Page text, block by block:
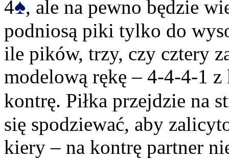
4♠, ale na pewno będzie
podniosą piki tylko do
ile pików, trzy, czy cztery
modelową rękę – 4-4-4-1
kontrę. Piłka przejdzie na
się spodziewać, aby
kiery – na kontrę partner